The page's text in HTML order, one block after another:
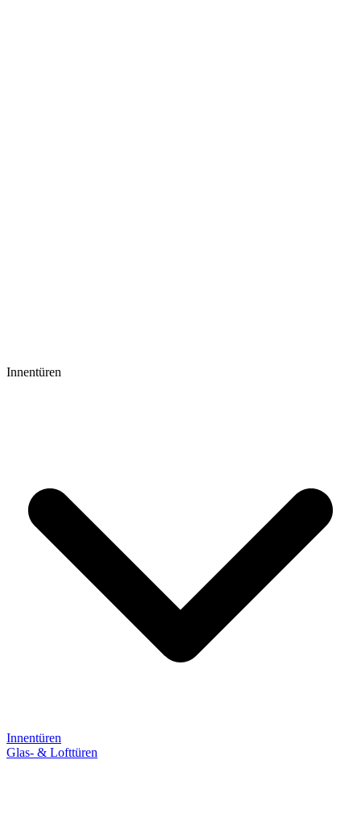
Innentüren
Innentüren
Glas- & Lofttüren